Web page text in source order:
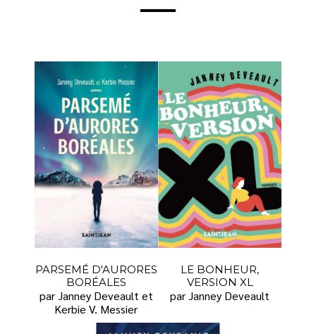
PARSEMÉ D'AURORES
BORÉALES
par Janney Deveault et
Kerbie V. Messier
LE BONHEUR,
VERSION XL
par Janney Deveault